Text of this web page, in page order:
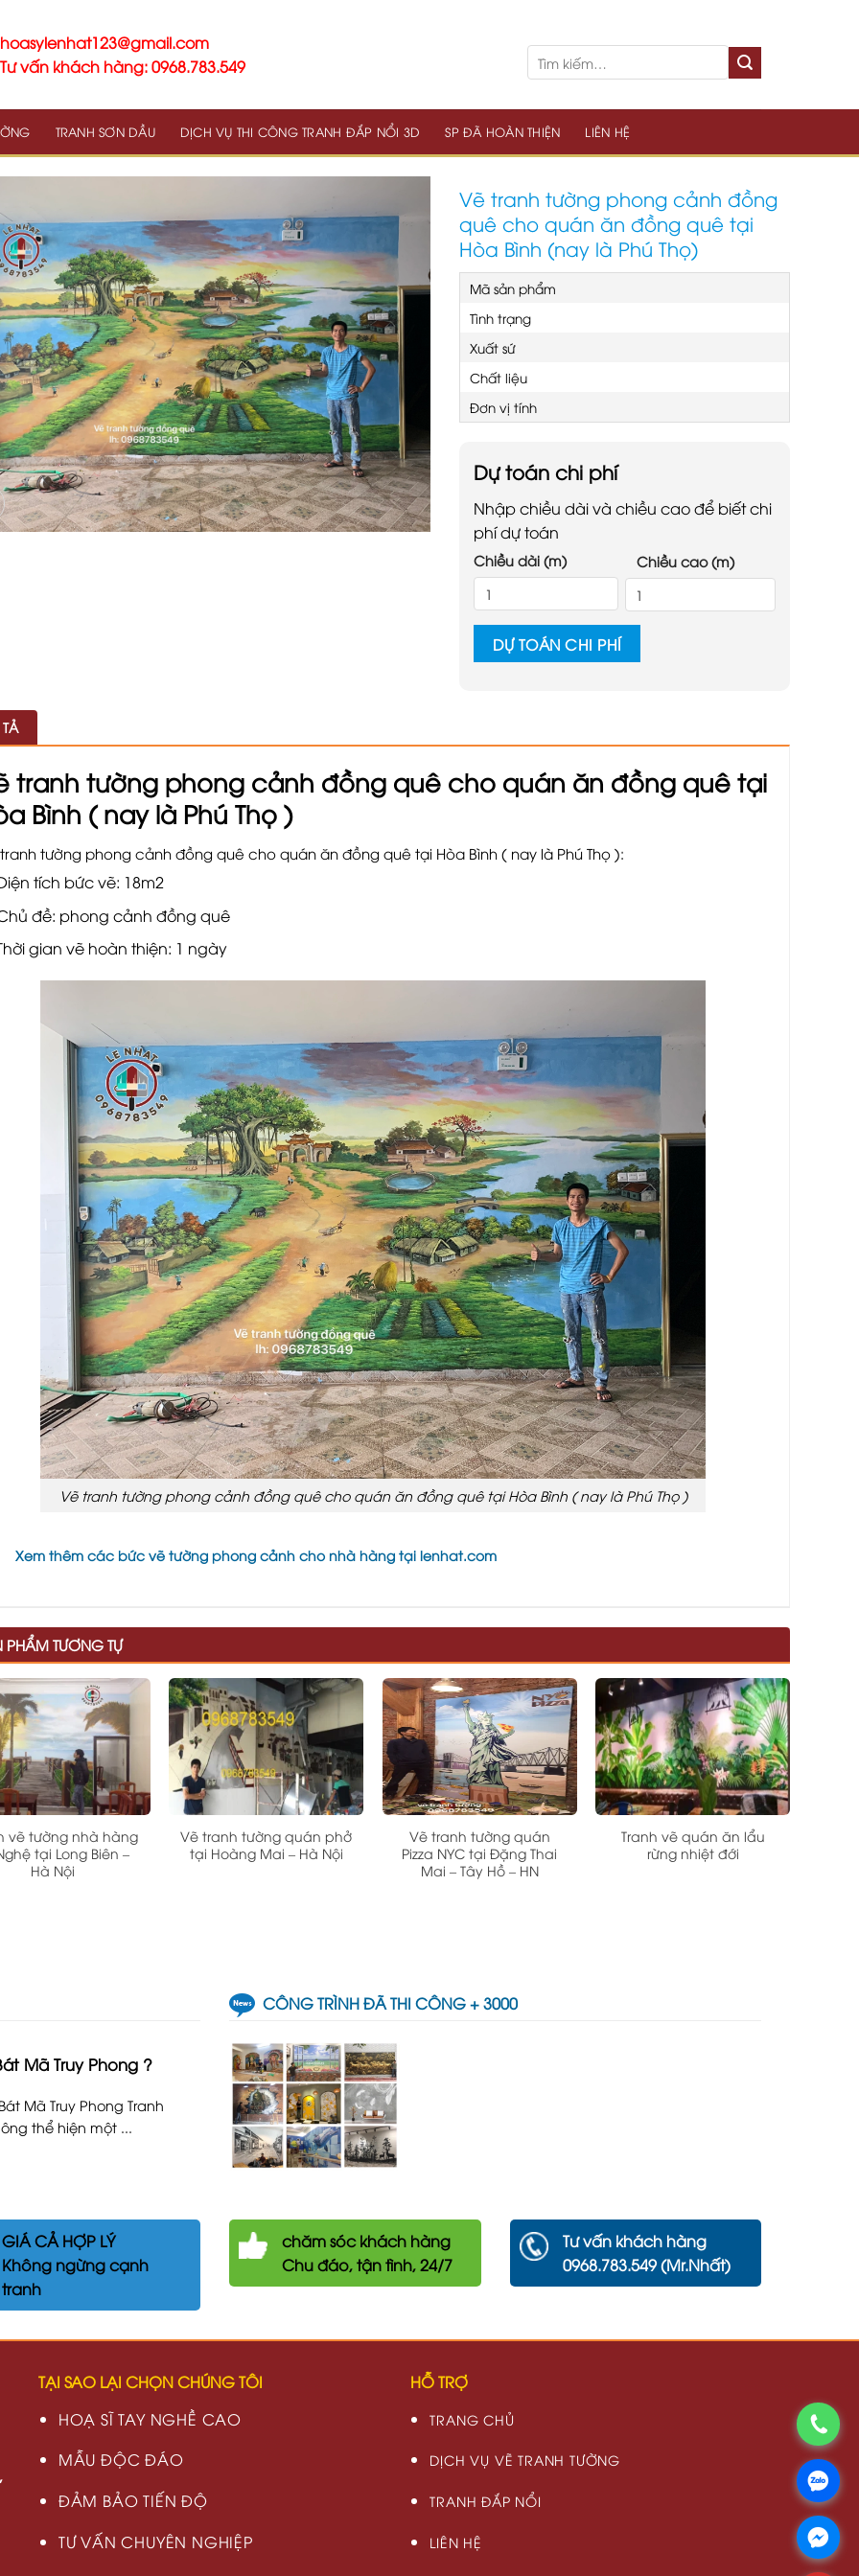
hoasylenhat123@gmail.com
Tư vấn khách hàng: 0968.783.549
TRANH SƠN DẦU DỊCH VỤ THI CÔNG TRANH ĐẮP NỔI 3D SP ĐÃ HOÀN THIỆN LIÊN HỆ
Vẽ tranh tường phong cảnh đồng
quê cho quán ăn đồng quê tại
Hòa Bình (nay là Phú Thọ)
Mã sản phẩm
Tình trạng
Xuất sứ
Chất liệu
Đơn vị tính
Dự toán chi phí
Nhập chiều dài và chiều cao để biết chi
phí dự toán
Chiều dài (m) Chiều cao (m)
DỰ TOÁN CHI PHÍ
tranh tường phong cảnh đồng quê cho quán ăn đồng quê tại
Bình ( nay là Phú Thọ )
tường phong cảnh đồng quê cho quán ăn đồng quê tại Hòa Bình ( nay là Phú Thọ ):
tích bức vẽ: 18m2
đề: phong cảnh đồng quê
gian vẽ hoàn thiện: 1 ngày
Vẽ tranh tường phong cảnh đồng quê cho quán ăn đồng quê tại Hòa Bình ( nay là Phú Thọ )
Xem thêm các bức vẽ tường phong cảnh cho nhà hàng tại lenhat.com
PHẨM TƯƠNG TỰ
vẽ tường nhà hàng
tại Long Biên –
Hà Nội
Vẽ tranh tường quán phở
tại Hoàng Mai – Hà Nội
Vẽ tranh tường quán
Pizza NYC tại Đặng Thai
Mai – Tây Hồ – HN
Tranh vẽ quán ăn lẩu
rừng nhiệt đới
Mã Truy Phong ?
Mã Truy Phong Tranh
thể hiện một ...
CÔNG TRÌNH ĐÃ THI CÔNG + 3000
GIÁ CẢ HỢP LÝ
Không ngừng cạnh
tranh
chămsóc khách hàng
Chu đáo, tận tình, 24/7
Tư vấn khách hàng
0968.783.549 (Mr.Nhất)
TẠI SAO LẠI CHỌN CHÚNG TÔI
HOẠ SĨ TAY NGHỀ CAO
MẪU ĐỘC ĐÁO
ĐẢM BẢO TIẾN ĐỘ
TƯ VẤN CHUYÊN NGHIỆP
HỖ TRỢ
TRANG CHỦ
DỊCH VỤ VẼ TRANH TƯỜNG
TRANH ĐẮP NỔI
LIÊN HỆ